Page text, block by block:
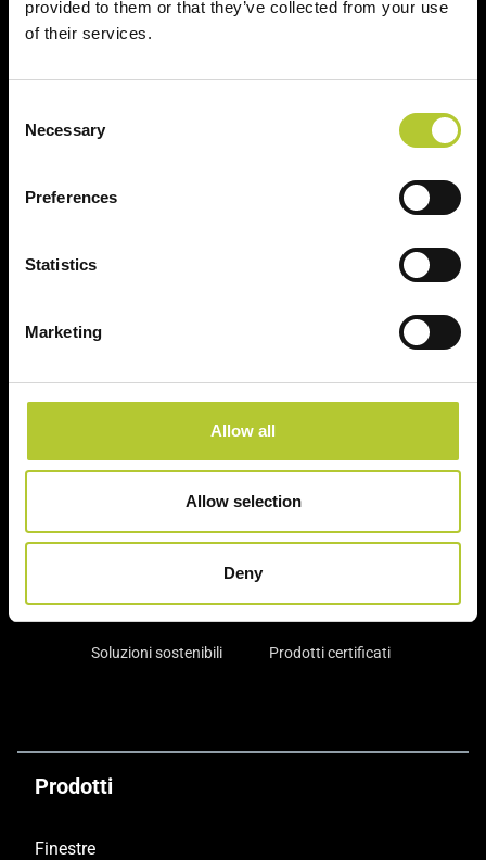
provided to them or that they’ve collected from your use
of their services.
Selection
Necessary
Preferences
Statistics
Marketing
Allow all
Allow selection
Deny
Cognome
Ci prendiamo cura dei nostri clienti
consolidata nel tempo
Serramentisti Domal
Soluzioni sostenibili Prodotti certificati
Prodotti
Finestre